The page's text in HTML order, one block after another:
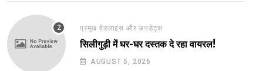
प्रमुख हेडलाइंस और अपडेट्स
सिलीगुड़ी में घर-घर दस्तक दे रहा वायरल!
AUGUST 5, 2026